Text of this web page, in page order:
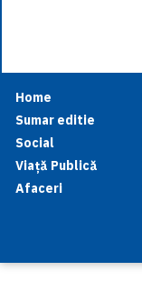
Home
Sumar editie
Social
Viață Publică
Afaceri